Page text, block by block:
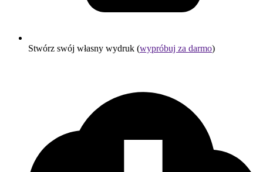
Stwórz swój własny wydruk (wypróbuj za darmo)